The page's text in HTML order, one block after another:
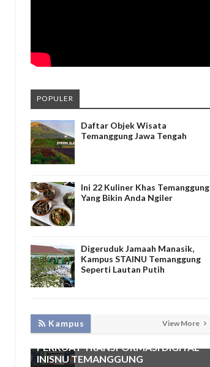
POPULER
Daftar Objek Wisata
Temanggung Jawa Tengah
Ini 22 Kuliner Khas Temanggung
Yang Bikin Anda Ngiler
Digeruduk Jamaah Manasik,
Kampus STAINU Temanggung
Seperti Lautan Putih
Kampus View More
KEMBANGKAN SIM LAYANAN,
HADIRKAN TIM SEVIMA UNTUK
PERKUAT TRANSFORMASI DIGITAL
INISNU TEMANGGUNG